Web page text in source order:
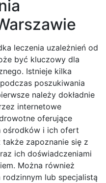
leczenia uzależnień od
być kluczowy dla
Istnieje kilka
poszukiwania
należy dokładnie
internetowe
oferujące
ośrodków i ich ofert
zapoznanie się z
ich doświadczeniami
Można również
lub specjalistą